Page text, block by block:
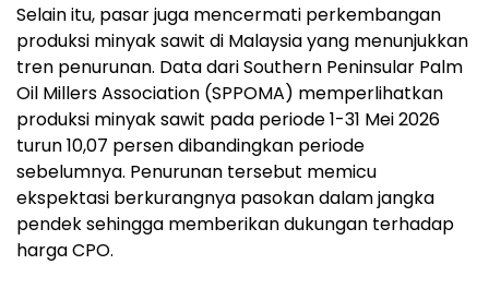
Selain itu, pasar juga mencermati perkembangan
produksi minyak sawit di Malaysia yang menunjukkan
tren penurunan. Data dari Southern Peninsular Palm
Oil Millers Association (SPPOMA) memperlihatkan
produksi minyak sawit pada periode 1-31 Mei 2026
turun 10,07 persen dibandingkan periode
sebelumnya. Penurunan tersebut memicu
ekspektasi berkurangnya pasokan dalam jangka
pendek sehingga memberikan dukungan terhadap
harga CPO.